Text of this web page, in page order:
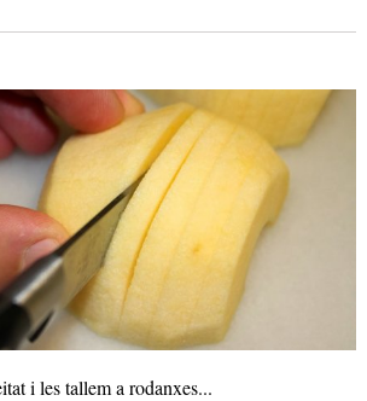
i les tallem a rodanxes...